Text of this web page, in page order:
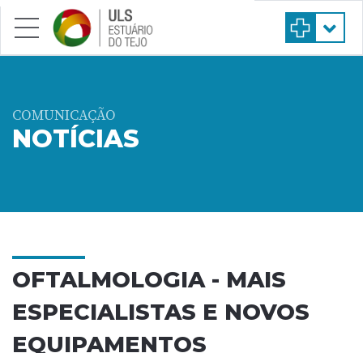
Saltar para conteúdo principal
COMUNICAÇÃO
NOTÍCIAS
OFTALMOLOGIA - MAIS
ESPECIALISTAS E NOVOS
EQUIPAMENTOS